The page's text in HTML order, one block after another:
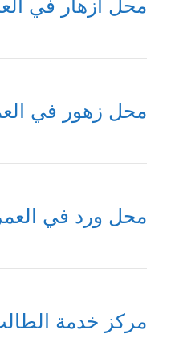
محل أزهار في
محل زهور في
محل ورد في
مركز خدمة